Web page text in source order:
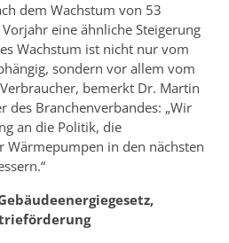
dem Wachstum von 53
eine ähnliche Steigerung
Wachstum ist nicht nur vom
sondern vor allem vom
bemerkt Dr. Martin
des Branchenverbandes: „Wir
an die Politik, die
Wärmepumpen in den nächsten